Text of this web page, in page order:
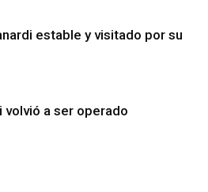
estable y visitado por su
volvió a ser operado